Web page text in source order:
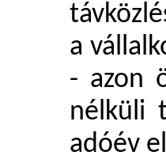
a
- azon
nélküli
adóév